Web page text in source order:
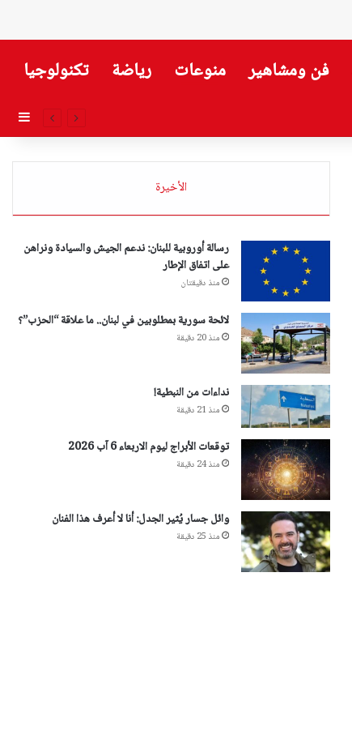
فن ومشاهير منوعات رياضة تكنولوجيا
الأخيرة
رسالة أوروبية للبنان: ندعم الجيش والسيادة ونراهن
على اتفاق الإطار
منذ دقيقتان
لائحة سورية بمطلوبين في لبنان.. ما علاقة “الحزب”؟
منذ 20 دقيقة
نداءات من النبطية!
منذ 21 دقيقة
توقعات الأبراج ليوم الاربعاء 6 آب 2026
منذ 24 دقيقة
وائل جسار يُثير الجدل: أنا لا أعرف هذا الفنان
منذ 25 دقيقة